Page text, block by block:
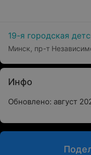
19-я городская
Минск, пр-т
Инфо
Обновлено: август